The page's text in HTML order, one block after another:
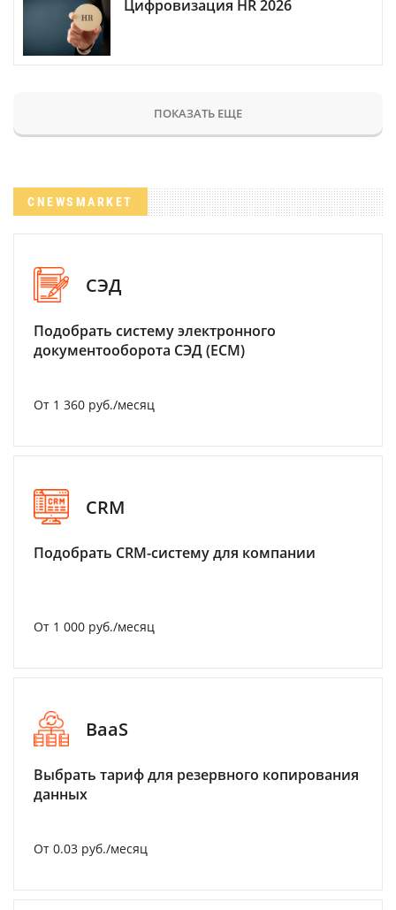
Цифровизация HR 2026
ПОКАЗАТЬ ЕЩЕ
CNEWSMARKET
СЭД
Подобрать систему электронного
документооборота СЭД (ECM)
От 1 360 руб./месяц
CRM
Подобрать CRM-систему для компании
От 1 000 руб./месяц
BaaS
Выбрать тариф для резервного копирования
данных
От 0.03 руб./месяц